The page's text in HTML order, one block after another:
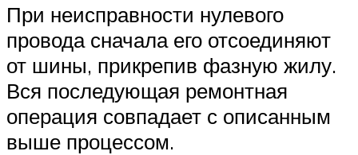
При неисправности нулевого
провода сначала его отсоединяют
от шины, прикрепив фазную жилу.
Вся последующая ремонтная
операция совпадает с описанным
выше процессом.